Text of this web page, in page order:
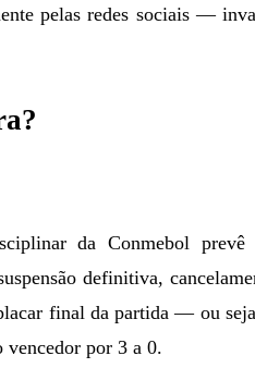
pelas redes sociais —
da Conmebol prevê
definitiva,
final da partida — ou
vencedor por 3 a 0.